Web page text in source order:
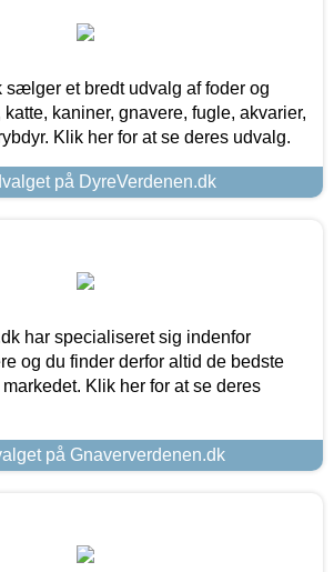
sælger et bredt udvalg af foder og
kaniner, gnavere, fugle, akvarier,
Klik her for at se deres udvalg.
på DyreVerdenen.dk
har specialiseret sig indenfor
og du finder derfor altid de bedste
Klik her for at se deres
på Gnaververdenen.dk